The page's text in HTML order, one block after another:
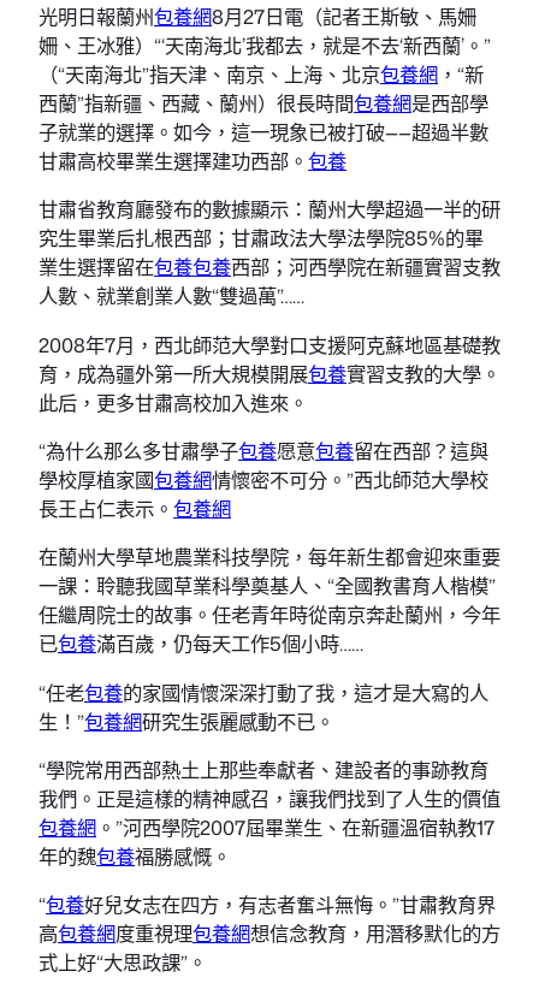
光明日報蘭州包養網8月27日電（記者王斯敏、馬姍
姍、王冰雅）“‘天南海北’我都去，就是不去‘新西蘭’。”
（“天南海北”指天津、南京、上海、北京包養網 ，“新
西蘭”指新疆、西藏、蘭州）很長時間包養網是西部學
子就業的選擇。如今，這一現象已被打破——超過半數
甘肅高校畢業生選擇建功西部。 包養
甘肅省教育廳發布的數據顯示：蘭州大學超過一半的研
究生畢業后扎根西部；甘肅政法大學法學院85%的畢
業生選擇留在包養包養西部；河西學院在新疆實習支教
人數、就業創業人數“雙過萬”……
2008年7月，西北師范大學對口支援阿克蘇地區基礎教
育，成為疆外第一所大規模開展包養實習支教的大學。
此后，更多甘肅高校加入進來。
“為什么那么多甘肅學子包養愿意包養留在西部？這與
學校厚植家國包養網情懷密不可分。”西北師范大學校
長王占仁表示。 包養網
在蘭州大學草地農業科技學院，每年新生都會迎來重要
一課：聆聽我國草業科學奠基人、“全國教書育人楷模”
任繼周院士的故事。任老青年時從南京奔赴蘭州，今年
已包養滿百歲，仍每天工作5個小時……
“任老包養的家國情懷深深打動了我，這才是大寫的人
生！”包養網研究生張麗感動不已。
“學院常用西部熱土上那些奉獻者、建設者的事跡教育
我們。正是這樣的精神感召，讓我們找到了人生的價值
包養網 。”河西學院2007屆畢業生、在新疆溫宿執教17
年的魏包養福勝感慨。
“包養好兒女志在四方，有志者奮斗無悔。”甘肅教育界
高包養網度重視理包養網想信念教育，用潛移默化的方
式上好“大思政課”。